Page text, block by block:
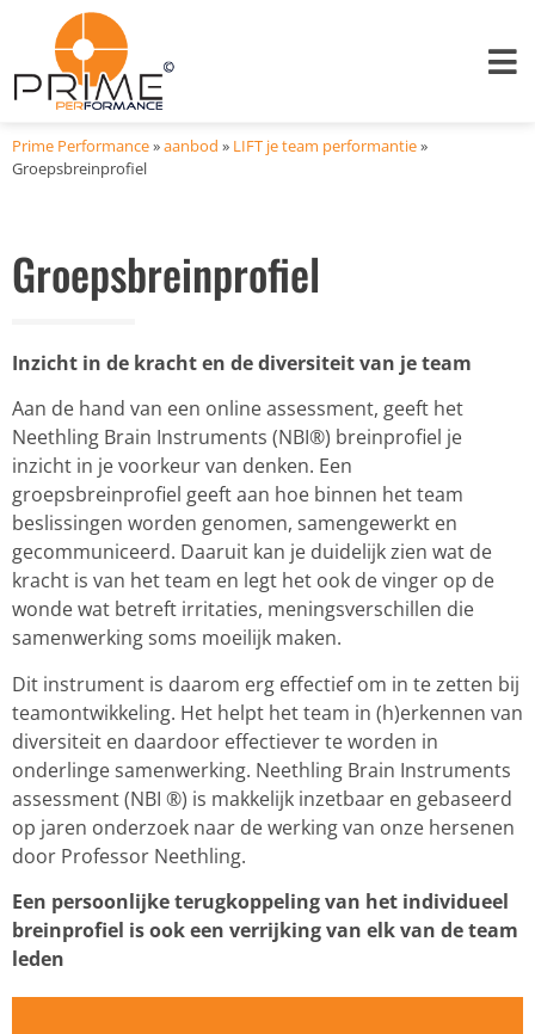
Prime Performance»aanbod » LIFT je team performantie»
Groepsbreinprofiel
Groepsbreinprofiel
Inzicht in de kracht en de diversiteit van je team
Aan de hand van een online assessment, geeft het
Neethling Brain Instruments (NBI®) breinprofiel je
inzicht in je voorkeur van denken. Een
groepsbreinprofiel geeft aan hoe binnen het team
beslissingen worden genomen, samengewerkt en
gecommuniceerd. Daaruit kan je duidelijk zien wat de
kracht is van het team en legt het ook de vinger op de
wonde wat betreft irritaties, meningsverschillen die
samenwerking soms moeilijk maken.
Dit instrument is daarom erg effectief om in te zetten bij
teamontwikkeling. Het helpt het team in (h)erkennen van
diversiteit en daardoor effectiever te worden in
onderlinge samenwerking. Neethling Brain Instruments
assessment (NBI ®) is makkelijk inzetbaar en gebaseerd
op jaren onderzoek naar de werking van onze hersenen
door Professor Neethling.
Een persoonlijke terugkoppeling van het individueel
breinprofiel is ook een verrijking van elk van de team
leden